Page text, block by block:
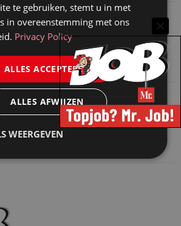
ONZE KENNISPARTNERS
Woodward: waarom geen enkel
hetzelfde kan blijven
2026
KENNISPARTNERS
standaard carrièrepaden talent
te gebruiken, stemt u in met
in overeenstemming met ons
Privacy Policy
ALLES ACCEPTEREN
ALLES AFWIJZEN
WEERGEVEN